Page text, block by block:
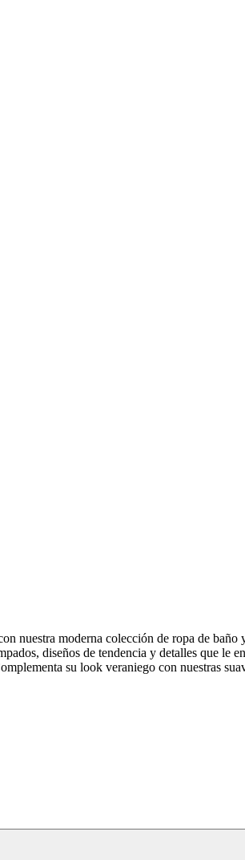
nuestra moderna colección de ropa de
diseños de tendencia y detalles que le
su look veraniego con nuestras